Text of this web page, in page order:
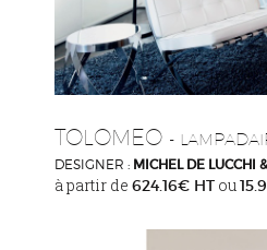
TOLOMEO -
DESIGNER : MICHEL DE LUCCHI
à partir de 624.16€ HT ou